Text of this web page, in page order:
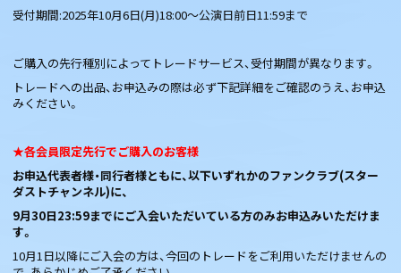
受付期間:2025年10月6日(月)18:00～公演日前日11:59まで
ご購入の先行種別によってトレードサービス、受付期間が異なります。
トレードへの出品、お申込みの際は必ず下記詳細をご確認のうえ、お申込
みください。
★各会員限定先行でご購入のお客様
お申込代表者様・同行者様ともに、以下いずれかのファンクラブ(スター
ダストチャンネル)に、
9月30日23:59までにご入会いただいている方のみお申込みいただけま
す。
10月1日以降にご入会の方は、今回のトレードをご利用いただけませんの